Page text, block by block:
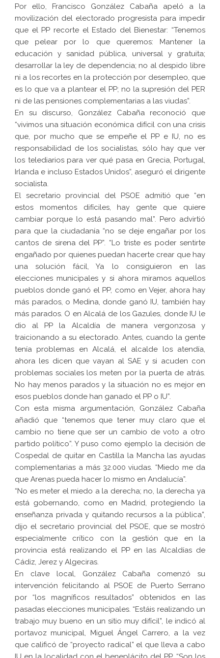
Por ello, Francisco González Cabaña apeló a la
movilización del electorado progresista para impedir
que el PP recorte el Estado del Bienestar: “Tenemos
que pelear por lo que queremos: Mantener la
educación y sanidad pública, universal y gratuita;
desarrollar la ley de dependencia; no al despido libre
ni a los recortes en la protección por desempleo, que
es lo que va a plantear el PP; no la supresión del PER
ni de las pensiones complementarias a las viudas”.
En su discurso, González Cabaña reconoció que
“vivimos una situación económica difícil con una crisis
que, por mucho que se empeñe el PP e IU, no es
responsabilidad de los socialistas, sólo hay que ver
los telediarios para ver qué pasa en Grecia, Portugal,
Irlanda e incluso Estados Unidos”, aseguró el dirigente
socialista.
El secretario provincial del PSOE admitió que “en
estos momentos difíciles, hay gente que quiere
cambiar porque lo está pasando mal”. Pero advirtió
para que la ciudadanía “no se deje engañar por los
cantos de sirena del PP”. “Lo triste es poder sentirte
engañado por quienes puedan hacerte crear que hay
una solución fácil, Ya lo consiguieron en las
elecciones municipales y si ahora miramos aquellos
pueblos donde ganó el PP, como en Vejer, ahora hay
más parados, o Medina, donde ganó IU, también hay
más parados. O en Alcalá de los Gazules, donde IU le
dio al PP la Alcaldía de manera vergonzosa y
traicionando a su electorado. Antes, cuando la gente
tenía problemas en Alcalá, el alcalde los atendía,
ahora les dicen que vayan al SAE y si acuden con
problemas sociales los meten por la puerta de atrás.
No hay menos parados y la situación no es mejor en
esos pueblos donde han ganado el PP o IU”.
Con esta misma argumentación, González Cabaña
añadió que “tenemos que tener muy claro que el
cambio no tiene que ser un cambio de voto a otro
partido político”. Y puso como ejemplo la decisión de
Cospedal de quitar en Castilla la Mancha las ayudas
complementarias a más 32.000 viudas. “Miedo me da
que Arenas pueda hacer lo mismo en Andalucía”.
“No es meter el miedo a la derecha; no, la derecha ya
está gobernando, como en Madrid, protegiendo la
enseñanza privada y quitando recursos a la pública”,
dijo el secretario provincial del PSOE, que se mostró
especialmente crítico con la gestión que en la
provincia está realizando el PP en las Alcaldías de
Cádiz, Jerez y Algeciras.
En clave local, González Cabaña comenzó su
intervención felicitando al PSOE de Puerto Serrano
por “los magníficos resultados” obtenidos en las
pasadas elecciones municipales. “Estáis realizando un
trabajo muy bueno en un sitio muy difícil”, le indicó al
portavoz municipal, Miguel Ángel Carrero, a la vez
que calificó de “proyecto radical” el que lleva a cabo